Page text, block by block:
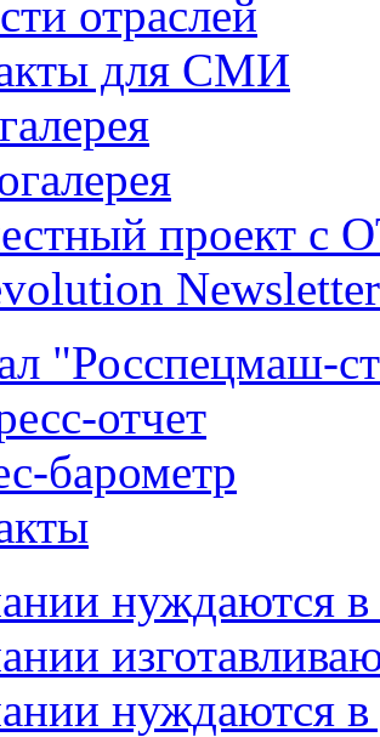
отраслей
для СМИ
проект с
Newsletter
"Росспецмаш-
отчет
барометр
нуждаются в
нуждаются в